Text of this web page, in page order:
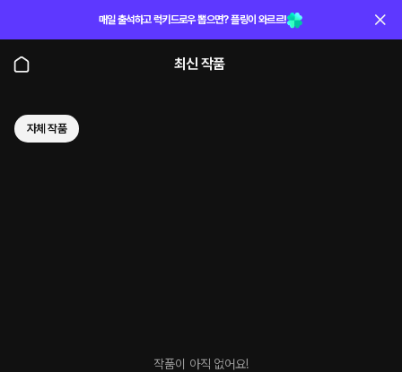
매일 출석하고 럭키드로우 뽑으면? 플링이 와르르!
최신 작품
자체 작품
작품이 아직 없어요!